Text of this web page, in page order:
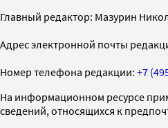
Главный редактор: Мазурин
Адрес электронной почты
Номер телефона редакции: +7
На информационном ресурсе
сведений, относящихся к